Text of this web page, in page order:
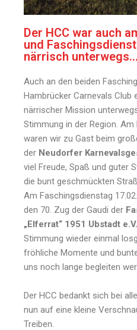
Der HCC war auch
und
närrisch unterwegs…
Auch an den beiden
Hambrücker Carnevals Club
närrischer Mission
Stimmung in der Region.
waren wir zu Gast beim
der Neudorfer
viel Freude, Spaß und guter
die bunt geschmückten
Am Faschingsdienstag
den 70. Zug der Gaudi der
„Elferrat“ 1951 Ubstadt e.V.
Stimmung wieder einmal
fröhliche Momente und
uns noch lange begleiten
Der HCC bedankt sich bei
nun auf eine kleine
Treiben.